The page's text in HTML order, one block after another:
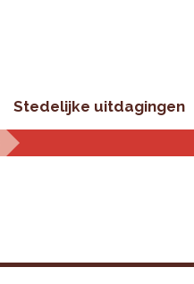
Stedelijke uitdagingen